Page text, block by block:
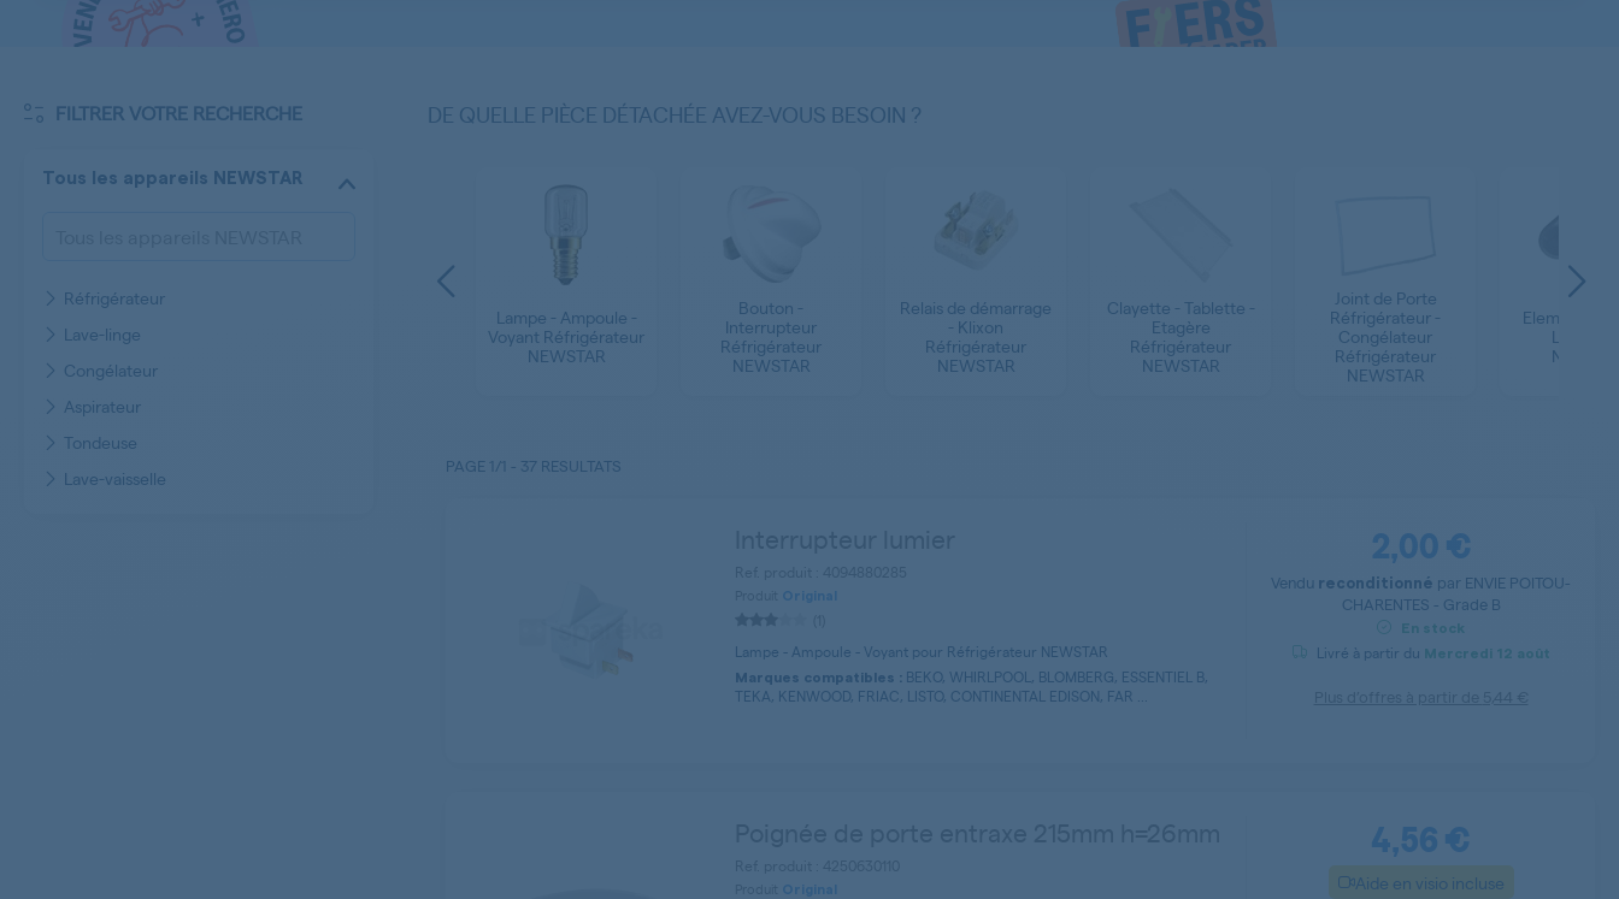
DE QUELLE PIÈCE DÉTACHÉE AVEZ-VOUS BESOIN ?
Réfrigérateur
Lampe - Ampoule -
Voyant Réfrigérateur
NEWSTAR
Bouton -
Interrupteur
Réfrigérateur
NEWSTAR
Relais de démarrage
- Klixon
Réfrigérateur
NEWSTAR
Clayette - Tablette -
Etagère
Réfrigérateur
NEWSTAR
Joint de Porte
Réfrigérateur -
Congélateur
Réfrigérateur
NEWSTAR
Elements
Lave-
FILTRER VOTRE RECHERCHE
Tous les appareils NEWSTAR
Réfrigérateur
Lave-linge
Congélateur
Aspirateur
Tondeuse
Lave-vaisselle
PAGE 1/1 - 37 RESULTATS
Original
Lampe - Ampoule - Voyant pour Réfrigérateur NEWSTAR
Marques compatibles : BEKO, WHIRLPOOL, BLOMBERG, ESSENTIEL B,
TEKA, KENWOOD, FRIAC, LISTO, CONTINENTAL EDISON, FAR ...
2,00 €
Vendu reconditionné par ENVIE POITOU-
CHARENTES - Grade B
En stock
Livré à partir du Mercredi 12 août
Original
4,56 €
Aide en visio incluse